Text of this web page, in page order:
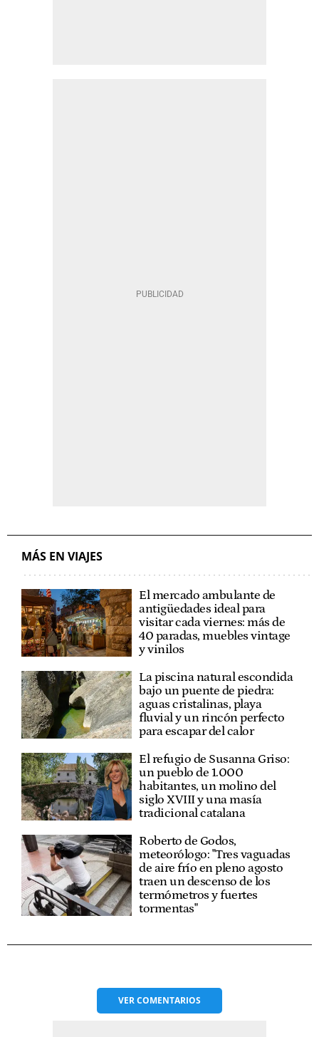
MÁS EN VIAJES
El mercado ambulante de
antigüedades ideal para
visitar cada viernes: más de
40 paradas, muebles vintage
y vinilos
La piscina natural escondida
bajo un puente de piedra:
aguas cristalinas, playa
fluvial y un rincón perfecto
para escapar del calor
El refugio de Susanna Griso:
un pueblo de 1.000
habitantes, un molino del
siglo XVIII y una masía
tradicional catalana
Roberto de Godos,
meteorólogo: "Tres vaguadas
de aire frío en pleno agosto
traen un descenso de los
termómetros y fuertes
tormentas"
VERCOMENTARIOS